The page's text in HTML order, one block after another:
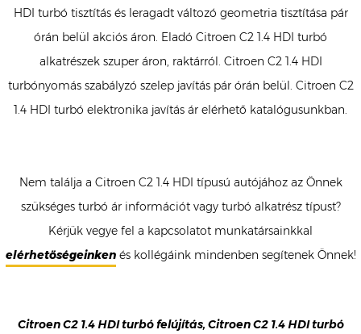
HDI turbó tisztítás és leragadt változó geometria tisztítása pár
órán belül akciós áron. Eladó Citroen C2 1.4 HDI turbó
alkatrészek szuper áron, raktárról. Citroen C2 1.4 HDI
turbónyomás szabályzó szelep javítás pár órán belül. Citroen C2
1.4 HDI turbó elektronika javítás ár elérhető katalógusunkban.
Nem találja a Citroen C2 1.4 HDI típusú autójához az Önnek
szükséges turbó ár információt vagy turbó alkatrész típust?
Kérjük vegye fel a kapcsolatot munkatársainkkal
elérhetőségeinkenés kollégáink mindenben segítenek Önnek!
Citroen C2 1.4 HDI turbó felújítás, Citroen C2 1.4 HDI turbó